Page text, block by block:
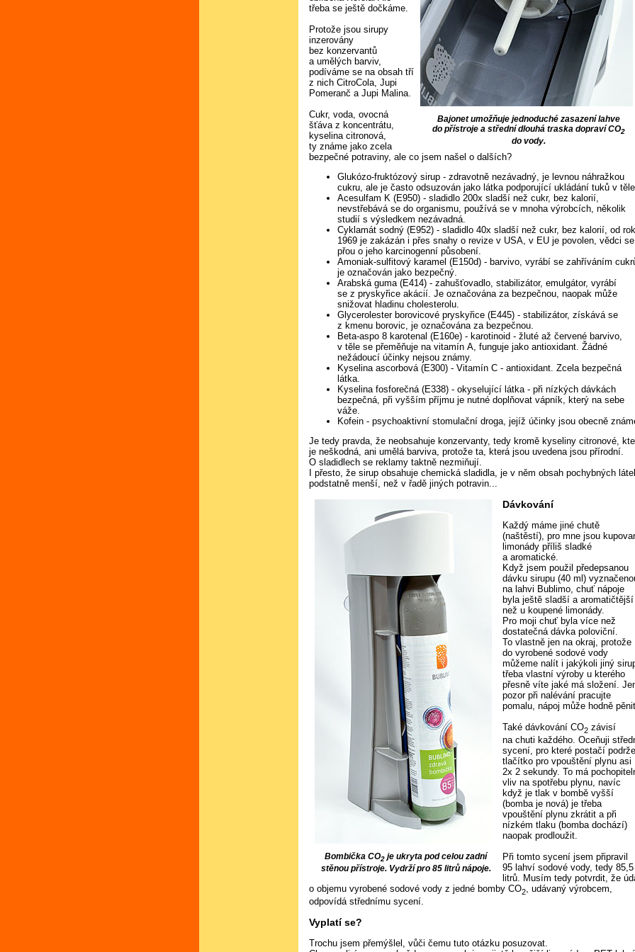
Bajonet umožňuje jednoduché zasazení lahve
do přístroje a střední dlouhá traska dopraví CO2
do vody.
třeba se ještě dočkáme.
Protože jsou sirupy
inzerovány
bez konzervantů
a umělých barviv,
podíváme se na obsah tří
z nich CitroCola, Jupi
Pomeranč a Jupi Malina.
Cukr, voda, ovocná
šťáva z koncentrátu,
kyselina citronová,
ty známe jako zcela
bezpečné potraviny, ale co jsem našel o dalších?
Glukózo-fruktózový sirup - zdravotně nezávadný, je levnou náhražkou
cukru, ale je často odsuzován jako látka podporující ukládání tuků v
Acesulfam K (E950) - sladidlo 200x sladší než cukr, bez kalorií,
nevstřebává se do organismu, používá se v mnoha výrobcích, několik
studií s výsledkem nezávadná.
Cyklamát sodný (E952) - sladidlo 40x sladší než cukr, bez kalorií, od
1969 je zakázán i přes snahy o revize v USA, v EU je povolen, vědci se
přou o jeho karcinogenní působení.
Amoniak-sulfitový karamel (E150d) - barvivo, vyrábí se zahříváním
je označován jako bezpečný.
Arabská guma (E414) - zahušťovadlo, stabilizátor, emulgátor, vyrábí
se z pryskyřice akácií. Je označována za bezpečnou, naopak může
snižovat hladinu cholesterolu.
Glycerolester borovicové pryskyřice (E445) - stabilizátor, získává se
z kmenu borovic, je označována za bezpečnou.
Beta-aspo 8 karotenal (E160e) - karotinoid - žluté až červené barvivo,
v těle se přeměňuje na vitamín A, funguje jako antioxidant. Žádné
nežádoucí účinky nejsou známy.
Kyselina ascorbová (E300) - Vitamín C - antioxidant. Zcela bezpečná
látka.
Kyselina fosforečná (E338) - okyselující látka - při nízkých dávkách
bezpečná, při vyšším příjmu je nutné doplňovat vápník, který na sebe
váže.
Kofein - psychoaktivní stomulační droga, jejíž účinky jsou obecně
Je tedy pravda, že neobsahuje konzervanty, tedy kromě kyseliny citronové,
je neškodná, ani umělá barviva, protože ta, která jsou uvedena jsou přírodní.
O sladidlech se reklamy taktně nezmiňují.
I přesto, že sirup obsahuje chemická sladidla, je v něm obsah pochybných
podstatně menší, než v řadě jiných potravin...
Bombička CO2 je ukryta pod celou zadní
stěnou přístroje. Vydrží pro 85 litrů nápoje.
Dávkování
Každý máme jiné chutě
(naštěstí), pro mne jsou
limonády příliš sladké
a aromatické.
Když jsem použil předepsanou
dávku sirupu (40 ml)
na lahvi Bublimo, chuť nápoje
byla ještě sladší a aromatičtější
než u koupené limonády.
Pro moji chuť byla více než
dostatečná dávka poloviční.
To vlastně jen na okraj, protože
do vyrobené sodové vody
můžeme nalít i jakýkoli jiný
třeba vlastní výroby u kterého
přesně víte jaké má složení.
pozor při nalévání pracujte
pomalu, nápoj může hodně
Také dávkování CO2 závisí
na chuti každého. Oceňuji
sycení, pro které postačí
tlačítko pro vpouštění plynu asi
2x 2 sekundy. To má
vliv na spotřebu plynu, navíc
když je tlak v bombě vyšší
(bomba je nová) je třeba
vpouštění plynu zkrátit a při
nízkém tlaku (bomba dochází)
naopak prodloužit.
Při tomto sycení jsem připravil
95 lahví sodové vody, tedy 85,5
litrů. Musím tedy potvrdit, že
o objemu vyrobené sodové vody z jedné bomby CO2
, udávaný výrobcem,
odpovídá střednímu sycení.
Vyplatí se?
Trochu jsem přemýšlel, vůči čemu tuto otázku posuzovat.